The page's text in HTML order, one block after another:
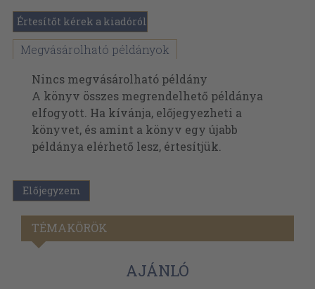
Értesítőt kérek a kiadóról
Megvásárolható példányok
Nincs megvásárolható példány
A könyv összes megrendelhető példánya
elfogyott. Ha kívánja, előjegyezheti a
könyvet, és amint a könyv egy újabb
példánya elérhető lesz, értesítjük.
Előjegyzem
TÉMAKÖRÖK
AJÁNLÓ